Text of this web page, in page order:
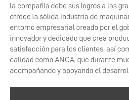
la compañía debe sus logros a las
ofrece la sólida industria de
entorno empresarial creado por el
innovador y dedicado que crea
satisfacción para los clientes, así
calidad como ANCA, que durante
acompañando y apoyando el